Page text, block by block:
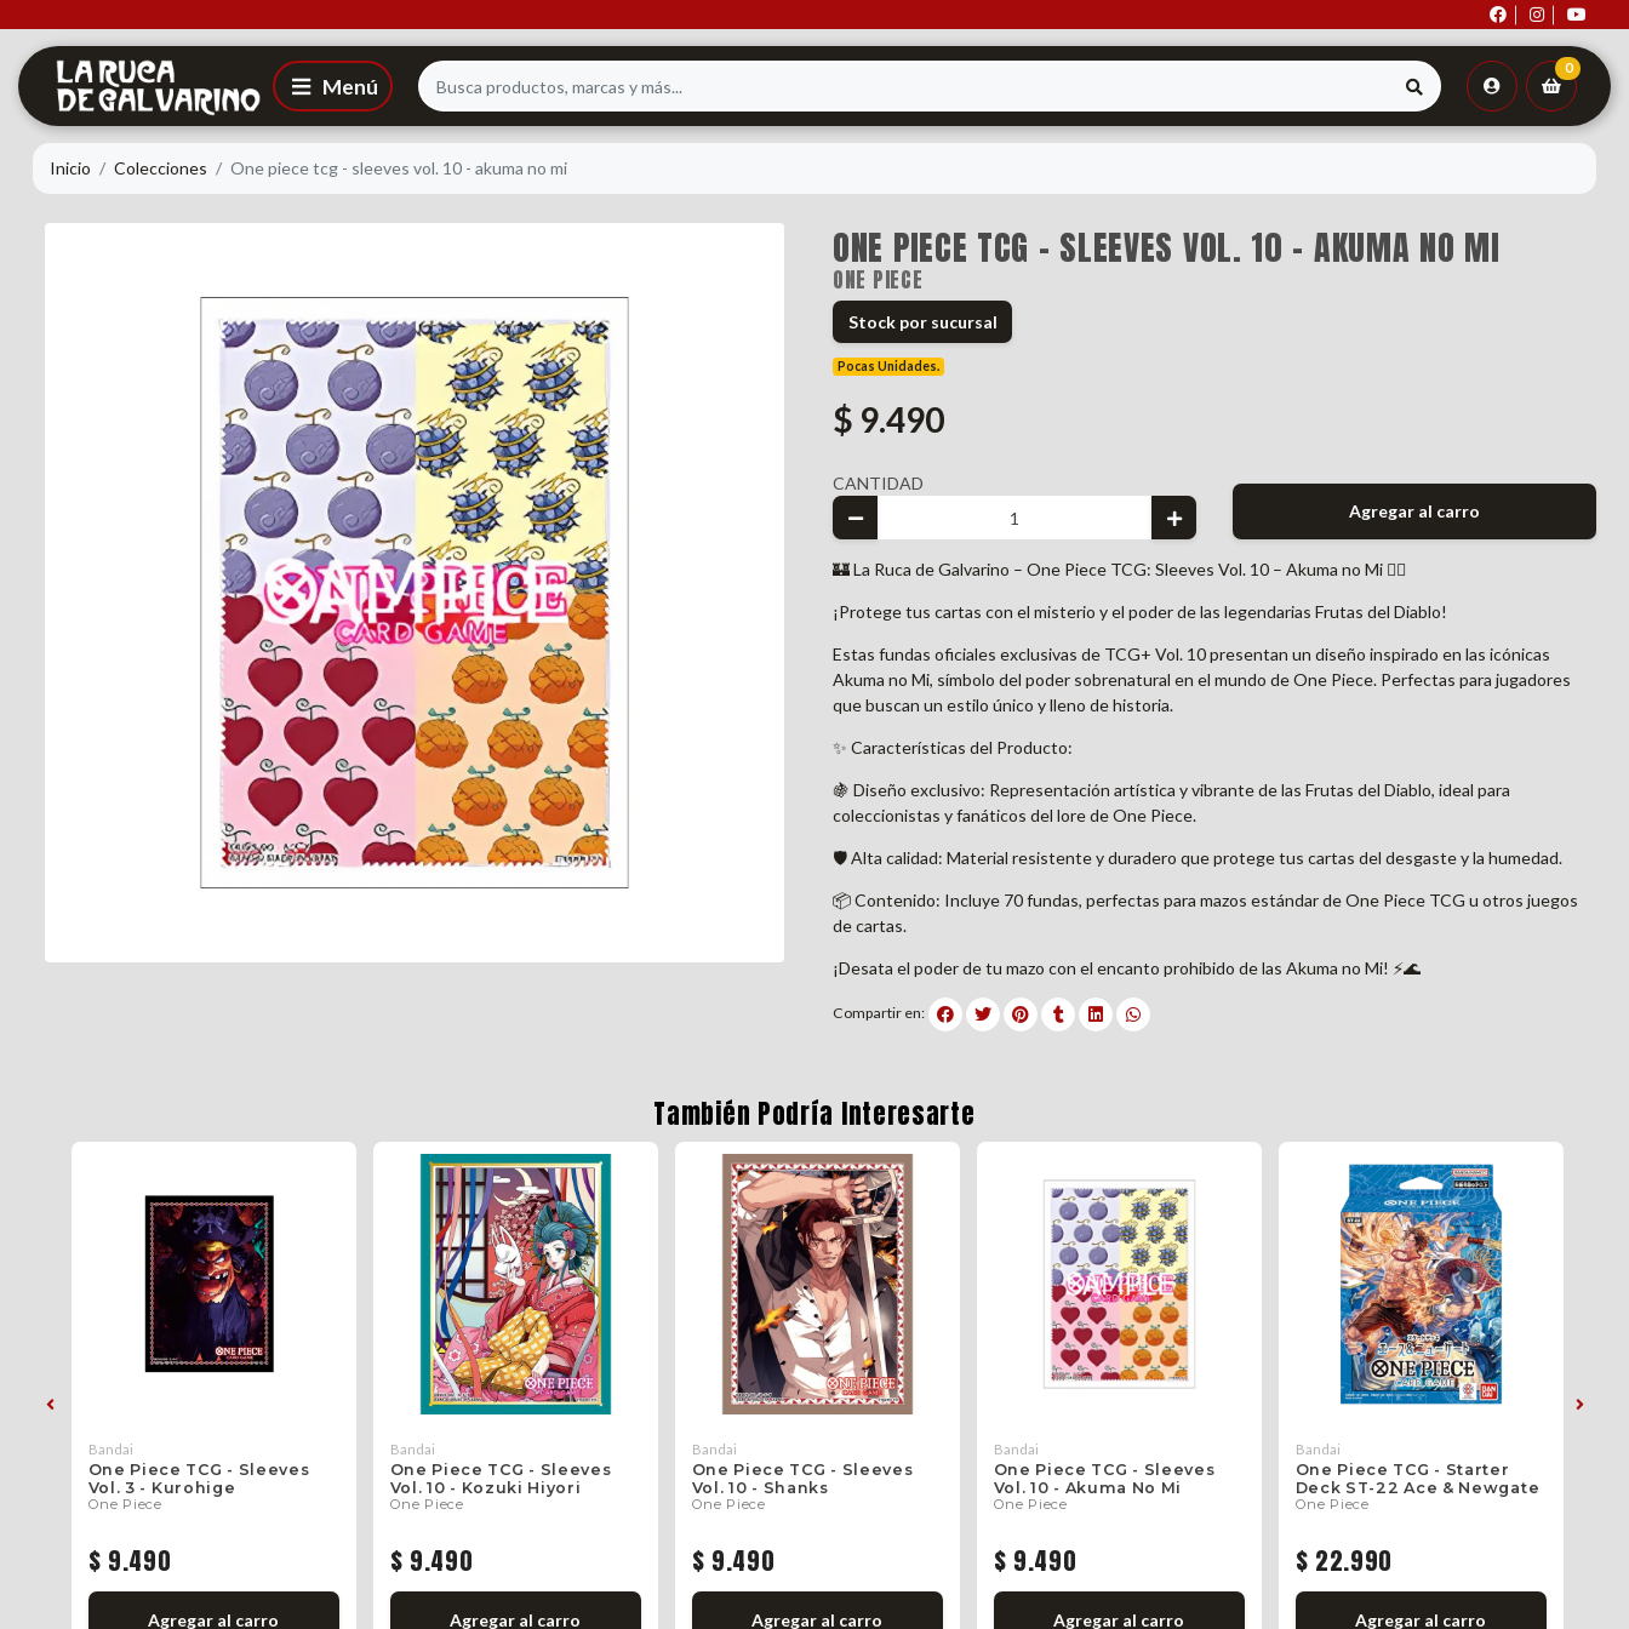
0
Inicio Colecciones One piece tcg - sleeves vol. 10 - akuma no mi
ONE PIECE TCG - SLEEVES VOL. 10 - AKUMA NO MI
ONE PIECE
Stock por sucursal
Pocas Unidades.
$ 9.490
CANTIDAD
Agregar al carro
🏰 La Ruca de Galvarino – One Piece TCG: Sleeves Vol. 10 – Akuma no Mi 🏴‍☠️
¡Protege tus cartas con el misterio y el poder de las legendarias Frutas del Diablo!
Estas fundas oficiales exclusivas de TCG+ Vol. 10 presentan un diseño inspirado en las icónicas
Akuma no Mi, símbolo del poder sobrenatural en el mundo de One Piece. Perfectas para jugadores
que buscan un estilo único y lleno de historia.
✨ Características del Producto:
🍇 Diseño exclusivo: Representación artística y vibrante de las Frutas del Diablo, ideal para
coleccionistas y fanáticos del lore de One Piece.
🛡️ Alta calidad: Material resistente y duradero que protege tus cartas del desgaste y la humedad.
📦 Contenido: Incluye 70 fundas, perfectas para mazos estándar de One Piece TCG u otros juegos
de cartas.
¡Desata el poder de tu mazo con el encanto prohibido de las Akuma no Mi! ⚡🌊
Compartir en:
También Podría Interesarte
Bandai
One Piece TCG - Sleeves
Vol. 3 - Kurohige
One Piece
$ 9.490
Agregar al carro
Bandai
One Piece TCG - Sleeves
Vol. 10 - Kozuki Hiyori
One Piece
$ 9.490
Agregar al carro
Bandai
One Piece TCG - Sleeves
Vol. 10 - Shanks
One Piece
$ 9.490
Agregar al carro
Bandai
One Piece TCG - Sleeves
Vol. 10 - Akuma No Mi
One Piece
$ 9.490
Agregar al carro
Bandai
One Piece TCG - Starter
Deck ST-22 Ace & Newgate
One Piece
$ 22.990
Agregar al carro